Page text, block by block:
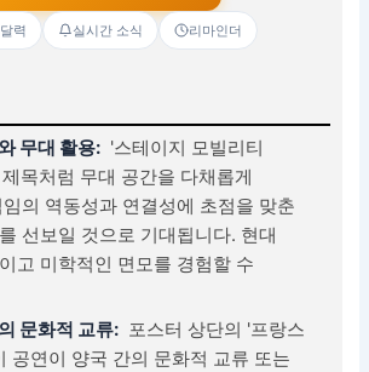
력 실시간 소식 리마인더
무대 활용: '스테이지 모빌리티
목처럼 무대 공간을 다채롭게
의 역동성과 연결성에 초점을 맞춘
선보일 것으로 기대됩니다. 현대
고 미학적인 면모를 경험할 수
문화적 교류: 포스터 상단의 '프랑스
공연이 양국 간의 문화적 교류 또는